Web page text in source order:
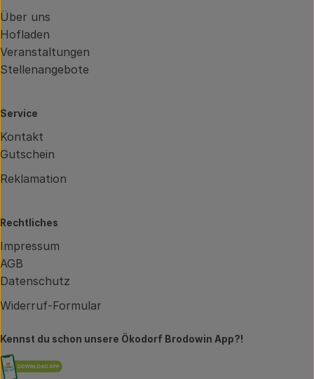
Über uns
Hofladen
Veranstaltungen
Stellenangebote
Service
Kontakt
Gutschein
Reklamation
Rechtliches
Impressum
AGB
Datenschutz
Widerruf-Formular
Kennst du schon unsere Ökodorf Brodowin App?!
Externer Link zu https://brodowin.de/